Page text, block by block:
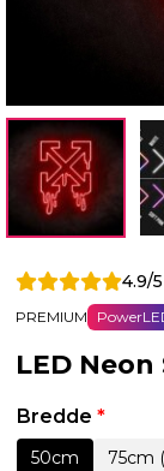
4.9/5
PREMIUM
LED
Bredde *
50cm 75cm